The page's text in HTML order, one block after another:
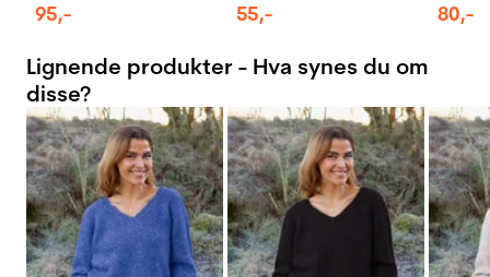
95,- 55,- 80,-
Lignende produkter - Hva synes du om
disse?